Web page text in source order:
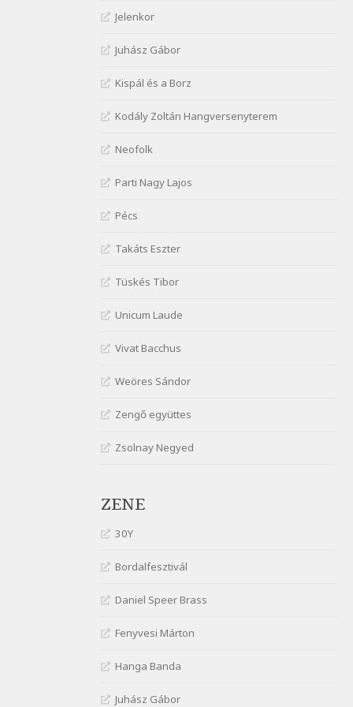
Janus Pannonius:
Névváltoztatásáról
Szélkiáltó
tavasszal
József Attila: Hajad az ujjamé
Szélkiáltó
Szélkiáltó
József Attila: Mikor az uccán
József Attila: Minden s
Szélkiáltó
József Attila: Mióta elmentél
József Attila: Ne bántsda
Szélkiáltó
József Attila: Óda – Mellékdal
József Attila: Ringató
Szélkiáltó
József Attila: Tószunnyadó
József Attila: Virág (Mártinak)
Szélkiáltó
Szélkiáltó
K. I. Galczynski: Találkozás
Chopinnal
Jelenkor
Juhász Gábor
Kispál és a Borz
Kodály Zoltán Hangversenyterem
Neofolk
Parti Nagy Lajos
Pécs
Takáts Eszter
Tüskés Tibor
Unicum Laude
Vivat Bacchus
Weöres Sándor
Zengő együttes
Zsolnay Negyed
ZENE
30Y
Bordalfesztivál
Daniel Speer Brass
Fenyvesi Márton
Hanga Banda
Juhász Gábor